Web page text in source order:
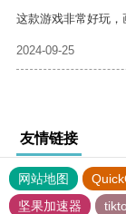
这款游戏非常好玩，
2024-09-25
友情链接
网站地图
坚果加速器